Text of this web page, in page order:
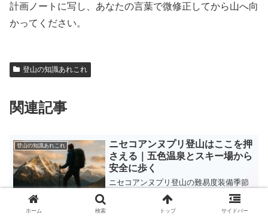
計画ノートに写し、あなたの言葉で微修正してから山へ向
かってください。
登山の知識あれこれ
関連記事
登山の知識あれこれ
ニセコアンヌプリ登山はここを押
さえる｜五色温泉とスキー場から
安全に歩く
ニセコアンヌプリ登山の難易度装備季節
と、五色温泉やスキー場からの行き方駐
車公共交通を整理。周回プランや撤退基
準も示し、初めてでも迷わず安全に楽し
ホーム 検索 トップ サイドバー